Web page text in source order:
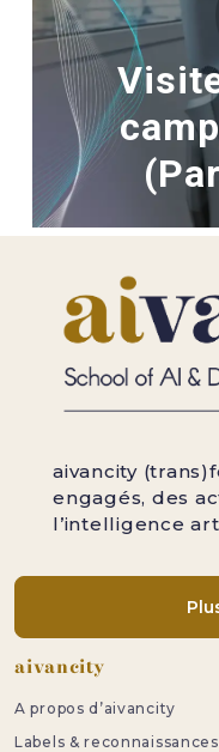
aivancity
engagés, des
l’intelligence
Pied de page
aivancity
A propos d’aivancity
Labels & reconnaissances